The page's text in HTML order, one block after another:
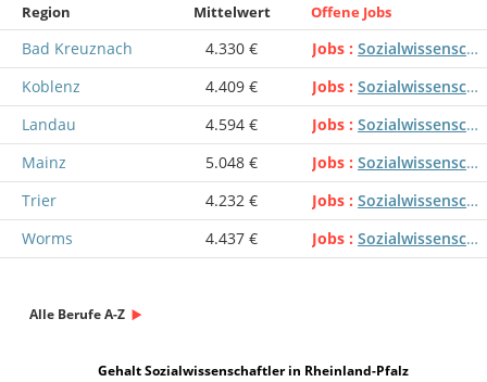
Region Mittelwert Offene Jobs
Bad Kreuznach 4.330 € Jobs
Sozialwissenschaftler
Koblenz
4.409 € Jobs
Sozialwissenschaftler
Landau
4.594 € Jobs
Sozialwissenschaftler
Mainz
5.048 € Jobs
Sozialwissenschaftler
Trier
4.232 € Jobs
Sozialwissenschaftler
Worms
4.437 € Jobs Sozialwissenschaftler
Alle Berufe A-Z
Gehalt Sozialwissenschaftler in Rheinland-Pfalz